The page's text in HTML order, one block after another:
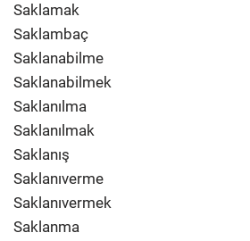
Saklamak
Saklambaç
Saklanabilme
Saklanabilmek
Saklanılma
Saklanılmak
Saklanış
Saklanıverme
Saklanıvermek
Saklanma